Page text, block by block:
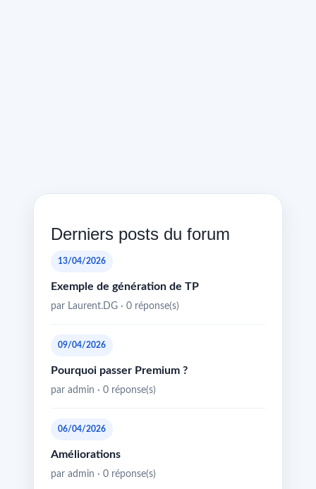
Derniers posts du forum
13/04/2026
Exemple de génération de TP
par Laurent.DG · 0 réponse(s)
09/04/2026
Pourquoi passer Premium ?
par admin · 0 réponse(s)
06/04/2026
Améliorations
par admin · 0 réponse(s)